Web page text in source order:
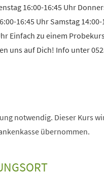
16:00-16:45 Uhr
16:45 Uhr Samstag 14:00-
Einfach zu einem
uns auf Dich! Info unter
notwendig. Dieser Kurs
übernommen.